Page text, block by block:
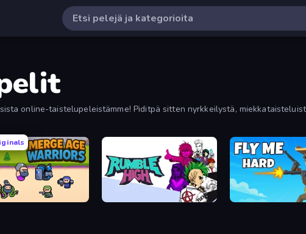
online-taistelupeleistämme! Piditpä sitten nyrkkeilystä,
Age Warriors Fly Me Hard